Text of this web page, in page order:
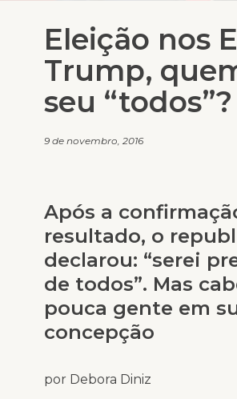
Eleição nos
Trump,
seu “todos”?
9 de novembro, 2016
Após a
resultado, o
declarou: “serei
de todos”. Mas
pouca gente em
concepção
por Debora Diniz